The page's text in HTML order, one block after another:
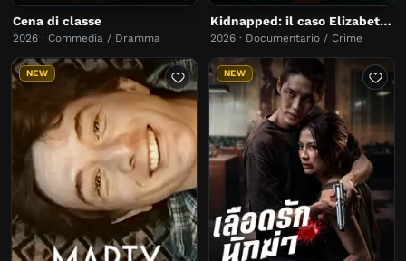
Cena di classe
2026 · Commedia / Dramma
Kidnapped: il caso Elizabeth Smart
2026 · Documentario / Crime
NEW NEW